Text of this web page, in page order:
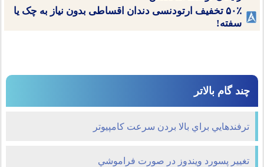
۵۰٪ تخفیف ارتودنسی دندان اقساطی بدون نیاز به چک یا
سفته!
چند گام بالاتر
ترفندهايي براي بالا بردن سرعت کامپیوتر
تغيير پسورد ويندوز در صورت فراموشي